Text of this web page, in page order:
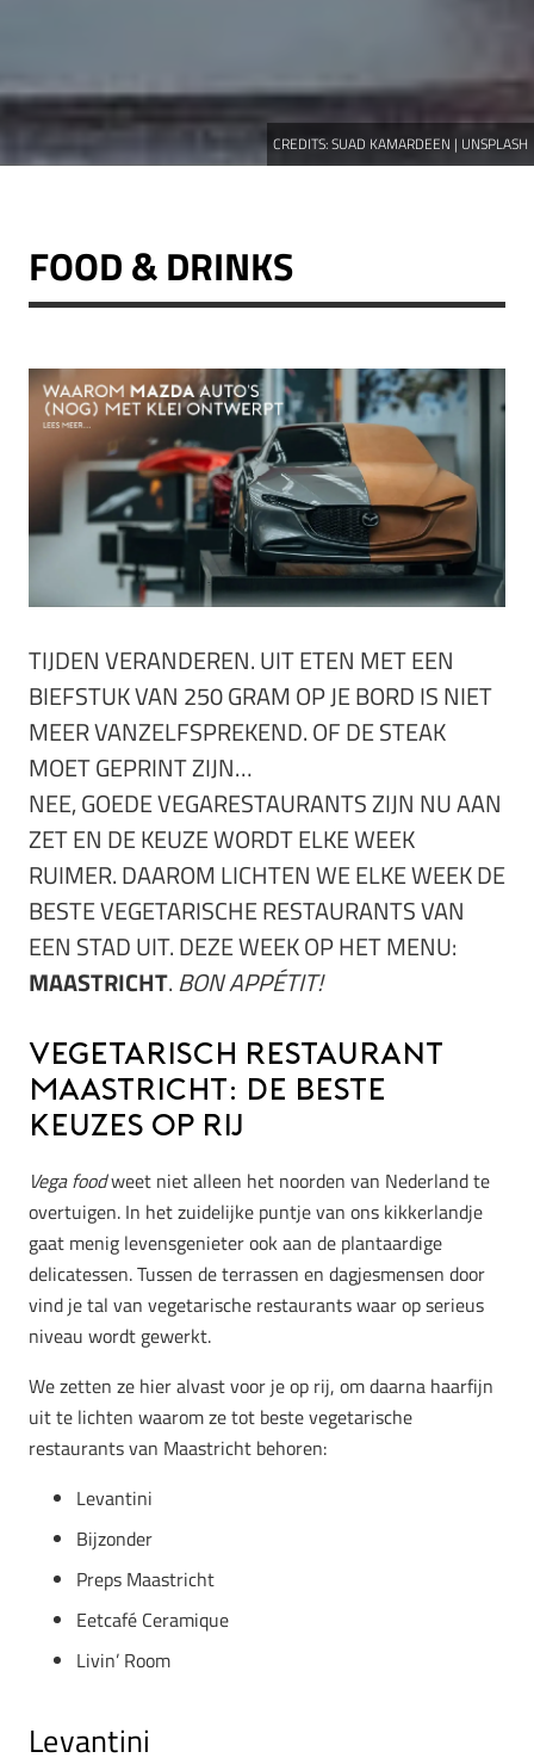
CREDITS:SUAD KAMARDEEN | UNSPLASH
FOOD & DRINKS
TIJDEN VERANDEREN. UIT ETEN MET EEN
BIEFSTUK VAN 250 GRAM OP JE BORD IS NIET
MEER VANZELFSPREKEND. OF DE STEAK
MOET GEPRINT ZIJN…
NEE, GOEDE VEGARESTAURANTS ZIJN NU AAN
ZET EN DE KEUZE WORDT ELKE WEEK
RUIMER. DAAROM LICHTEN WE ELKE WEEK DE
BESTE VEGETARISCHE RESTAURANTS VAN
EEN STAD UIT. DEZE WEEK OP HET MENU:
MAASTRICHT.BON APPÉTIT!
Vegetarisch restaurant
Maastricht: de beste
keuzes op rij
Vega foodweet niet alleen het noorden van Nederland te
overtuigen. In het zuidelijke puntje van ons kikkerlandje
gaat menig levensgenieter ook aan de plantaardige
delicatessen. Tussen de terrassen en dagjesmensen door
vind je tal van vegetarische restaurants waar op serieus
niveau wordt gewerkt.
We zetten ze hier alvast voor je op rij, om daarna haarfijn
uit te lichten waarom ze tot beste vegetarische
restaurants van Maastricht behoren:
Levantini
Bijzonder
Preps Maastricht
Eetcafé Ceramique
Livin’ Room
Levantini